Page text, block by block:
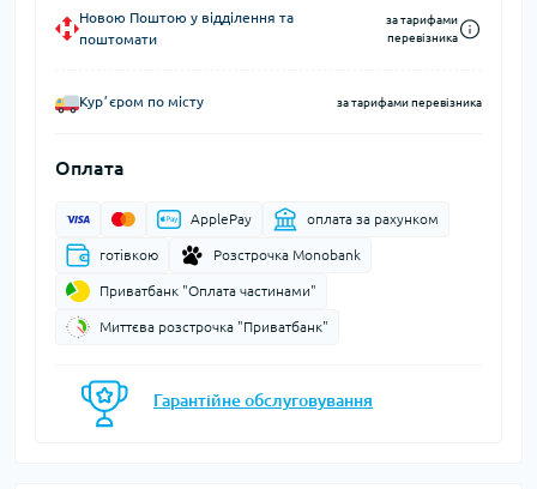
Новою Поштою у відділення та
поштомати
за тарифами
перевізника
Курʼєром по місту за тарифами перевізника
Оплата
ApplePay оплата за рахунком
готівкою Розстрочка Monobank
Приватбанк "Оплата частинами"
Миттєва розстрочка "Приватбанк"
Гарантійне обслуговування